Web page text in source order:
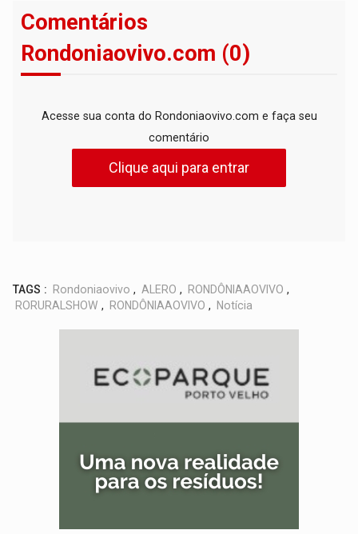
Comentários
Rondoniaovivo.com (0)
Acesse sua conta do Rondoniaovivo.com e faça seu
comentário
Clique aqui para entrar
TAGS : Rondoniaovivo , ALERO , RONDÔNIAAOVIVO ,
RORURALSHOW , RONDÔNIAAOVIVO , Notícia